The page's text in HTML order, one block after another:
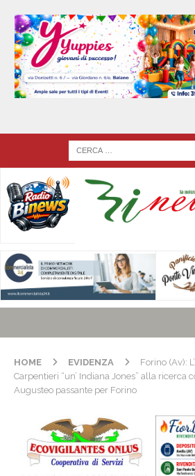
HOME EVIDENZA
Forino (Av):
Carpentieri “un’ Indiana Jones” alla ricerca
Augusteo passante per Forino